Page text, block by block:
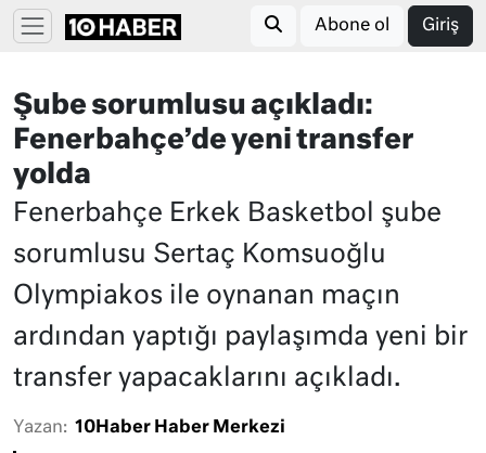
Abone ol Giriş
Şube sorumlusu açıkladı:
Fenerbahçe’de yeni transfer
yolda
Fenerbahçe Erkek Basketbol şube
sorumlusu Sertaç Komsuoğlu
Olympiakos ile oynanan maçın
ardından yaptığı paylaşımda yeni bir
transfer yapacaklarını açıkladı.
Yazan: 10Haber Haber Merkezi